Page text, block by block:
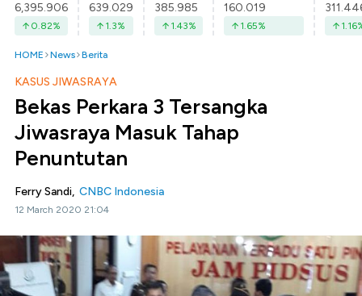
6,395.906
0.82%
639.029
1.3%
385.985
1.43%
160.019
1.65% 1.16
HOME News Berita
KASUS JIWASRAYA
Bekas Perkara 3 Tersangka
Jiwasraya Masuk Tahap
Penuntutan
Ferry Sandi, CNBC Indonesia
12 March 2020 21:04